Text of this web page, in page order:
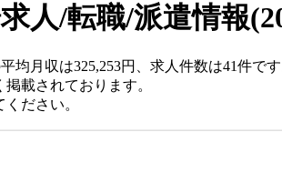
人/転職/派遣情報
月収は325,253円、求人件数は41件です
載されております。
ださい。